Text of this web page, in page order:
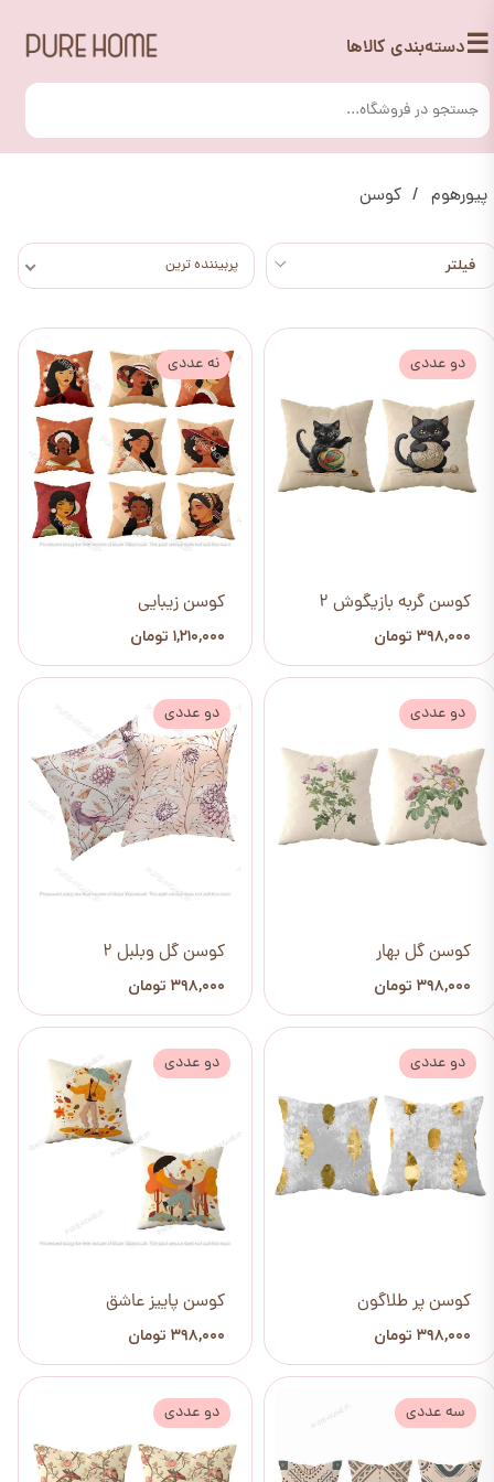
☰دسته‌بندی کالاها
پیورهوم کوسن
پربیننده ترین
کوسن گربه بازیگوش 2
۳۹۸,۰۰۰ تومان
دو عددی
کوسن زیبایی
۱,۲۱۰,۰۰۰ تومان
نه عددی
کوسن گل بهار
۳۹۸,۰۰۰ تومان
دو عددی
کوسن گل وبلبل 2
۳۹۸,۰۰۰ تومان
دو عددی
کوسن پر طلاگون
۳۹۸,۰۰۰ تومان
دو عددی
کوسن پاییز عاشق
۳۹۸,۰۰۰ تومان
دو عددی
سه عددی دو عددی